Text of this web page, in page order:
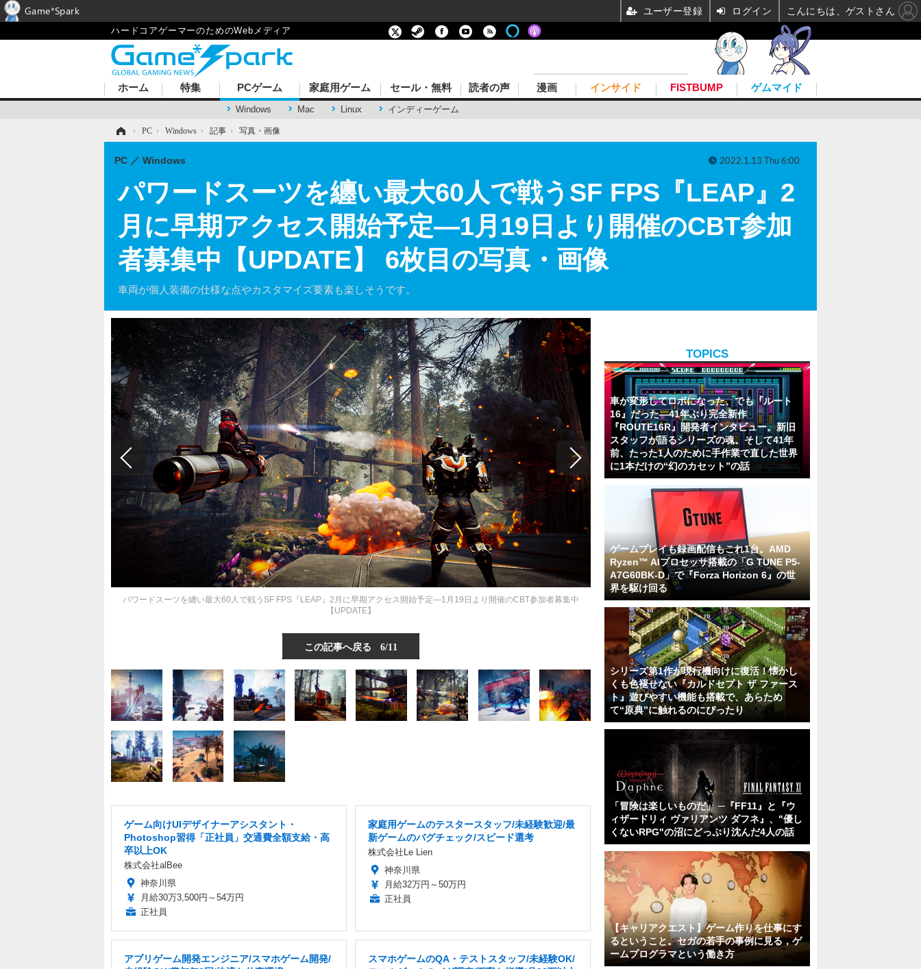
ハードコアゲーマーのためのWebメディア
ホーム 特集 PCゲーム
Windows Mac Linux インディーゲーム
家庭用ゲーム セール・無料 読者の声 漫画 インサイド FISTBUMP ゲムマイド
› PC › Windows › 記事 › 写真・画像
パワードスーツを纏い最大60人で戦うSF FPS『LEAP』2
月に早期アクセス開始予定―1月19日より開催のCBT参加
者募集中【UPDATE】 6枚目の写真・画像
車両が個人装備の仕様な点やカスタマイズ要素も楽しそうです。
PC Windows 2022.1.13 Thu 6:00
パワードスーツを纏い最大60人で戦うSF FPS『LEAP』2月に早期アクセス開始予定―1月19日より開催のCBT参加者募集中
【UPDATE】
この記事へ戻る 6/11
ゲーム向けUIデザイナーアシスタント・
Photoshop習得「正社員」交通費全額支給・高
卒以上OK
株式会社alBee
神奈川県
月給30万3,500円～54万円
正社員
家庭用ゲームのテスタースタッフ/未経験歓迎/最
新ゲームのバグチェック/スピード選考
株式会社Le Lien
神奈川県
月給32万円～50万円
正社員
アプリゲーム開発エンジニア/スマホゲーム開発/
スマホゲームのQA・テストスタッフ/未経験OK/
TOPICS
車が変形してロボになった、でも『ルート
16』だった―41年ぶり完全新作
『ROUTE16R』開発者インタビュー。新旧
スタッフが語るシリーズの魂。そして41年
前、たった1人のために手作業で直した世界
に1本だけの“幻のカセット”の話
ゲームプレイも録画配信もこれ1台。AMD
Ryzen™ AIプロセッサ搭載の「G TUNE P5-
A7G60BK-D」で『Forza Horizon 6』の世
界を駆け回る
シリーズ第1作が現行機向けに復活！懐かし
くも色褪せない『カルドセプト ザ ファース
ト』遊びやすい機能も搭載で、あらため
て“原典”に触れるのにぴったり
「冒険は楽しいものだ」 ─『FF11』と『ウ
ィザードリィ ヴァリアンツ ダフネ』、"優し
くないRPG"の沼にどっぷり沈んだ4人の話
【キャリアクエスト】ゲーム作りを仕事にす
るということ。セガの若手の事例に見る，ゲ
ームプログラマという働き方
Game*Spark ユーザー登録 ログイン こんにちは、ゲストさん